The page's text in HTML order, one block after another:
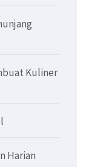
Kuliner
Harian